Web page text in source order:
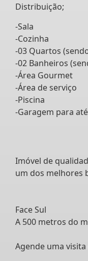
Distribuição;
-Sala
-Cozinha
-03 Quartos
-02 Banheiros
-Área Gourmet
-Área de serviço
-Piscina
-Garagem para
Imóvel de
um dos melhores
Face Sul
A 500 metros do
Agende uma